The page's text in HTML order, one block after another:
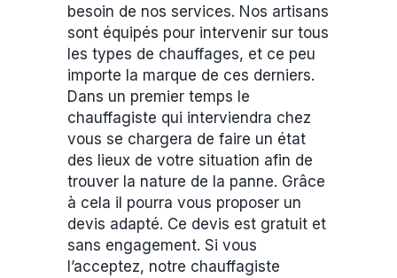
besoin de nos services. Nos artisans
sont équipés pour intervenir sur tous
les types de chauffages, et ce peu
importe la marque de ces derniers.
Dans un premier temps le
chauffagiste qui interviendra chez
vous se chargera de faire un état
des lieux de votre situation afin de
trouver la nature de la panne. Grâce
à cela il pourra vous proposer un
devis adapté. Ce devis est gratuit et
sans engagement. Si vous
l’acceptez, notre chauffagiste